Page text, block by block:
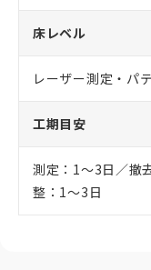
床レベル
レーザー測定・パ
工期目安
測定：1〜3日／撤
整：1〜3日